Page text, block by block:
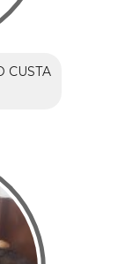
CUSTA